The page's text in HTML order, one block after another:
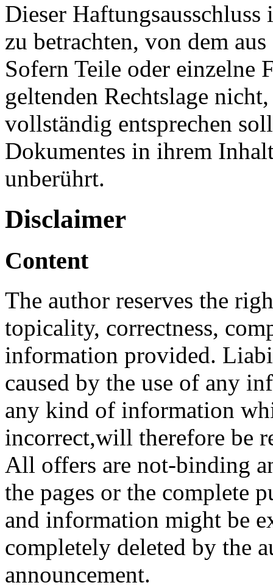
Dieser Haftungsausschluss
zu betrachten, von dem
Sofern Teile oder einzelne
geltenden Rechtslage
vollständig entsprechen
Dokumentes in ihrem
unberührt.
Disclaimer
Content
The author reserves the
topicality, correctness,
information provided.
caused by the use of any
any kind of information
incorrect,will therefore be
All offers are not-binding
the pages or the complete
and information might be
completely deleted by the
announcement.